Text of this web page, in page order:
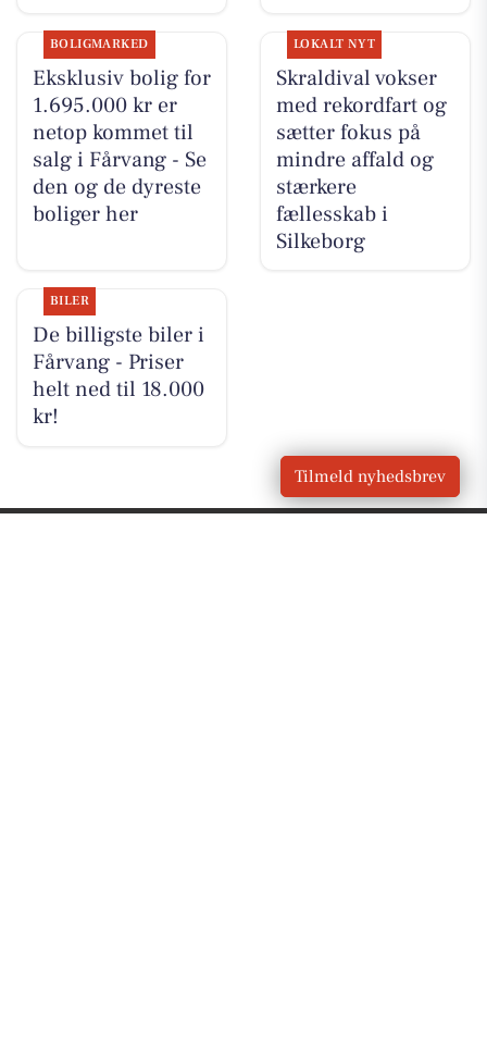
BOLIGMARKED
Eksklusiv bolig for
1.695.000 kr er
netop kommet til
salg i Fårvang - Se
den og de dyreste
boliger her
LOKALT NYT
Skraldival vokser
med rekordfart og
sætter fokus på
mindre affald og
stærkere
fællesskab i
Silkeborg
BILER
De billigste biler i
Fårvang - Priser
helt ned til 18.000
kr!
Tilmeld nyhedsbrev